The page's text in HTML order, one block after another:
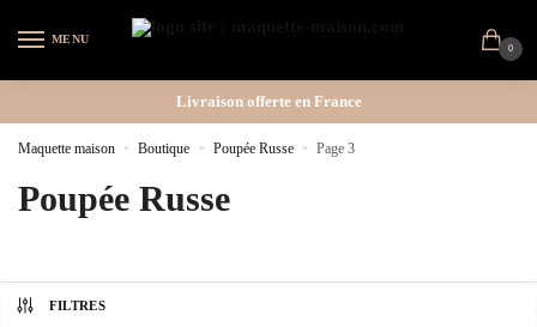
MENU
0
Livraison offerte en France
Maquette maison » Boutique » Poupée Russe » Page 3
Poupée Russe
FILTRES